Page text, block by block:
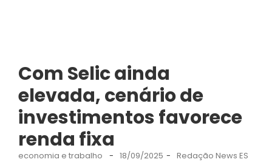
Com Selic ainda
elevada, cenário de
investimentos favorece
renda fixa
economia e trabalho - 18/09/2025 - Redação News ES